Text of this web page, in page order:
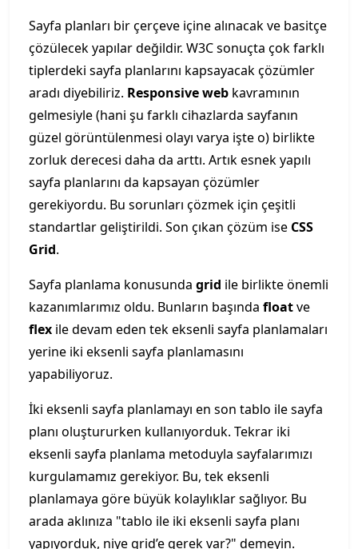
Sayfa planları bir çerçeve içine alınacak ve basitçe
çözülecek yapılar değildir. W3C sonuçta çok farklı
tiplerdeki sayfa planlarını kapsayacak çözümler
aradı diyebiliriz. Responsive web kavramının
gelmesiyle (hani şu farklı cihazlarda sayfanın
güzel görüntülenmesi olayı varya işte o) birlikte
zorluk derecesi daha da arttı. Artık esnek yapılı
sayfa planlarını da kapsayan çözümler
gerekiyordu. Bu sorunları çözmek için çeşitli
standartlar geliştirildi. Son çıkan çözüm ise CSS
Grid.
Sayfa planlama konusunda grid ile birlikte önemli
kazanımlarımız oldu. Bunların başında floatve
flex ile devam eden tek eksenli sayfa planlamaları
yerine iki eksenli sayfa planlamasını
yapabiliyoruz.
İki eksenli sayfa planlamayı en son tablo ile sayfa
planı oluştururken kullanıyorduk. Tekrar iki
eksenli sayfa planlama metoduyla sayfalarımızı
kurgulamamız gerekiyor. Bu, tek eksenli
planlamaya göre büyük kolaylıklar sağlıyor. Bu
arada aklınıza "tablo ile iki eksenli sayfa planı
yapıyorduk, niye grid’e gerek var?" demeyin.